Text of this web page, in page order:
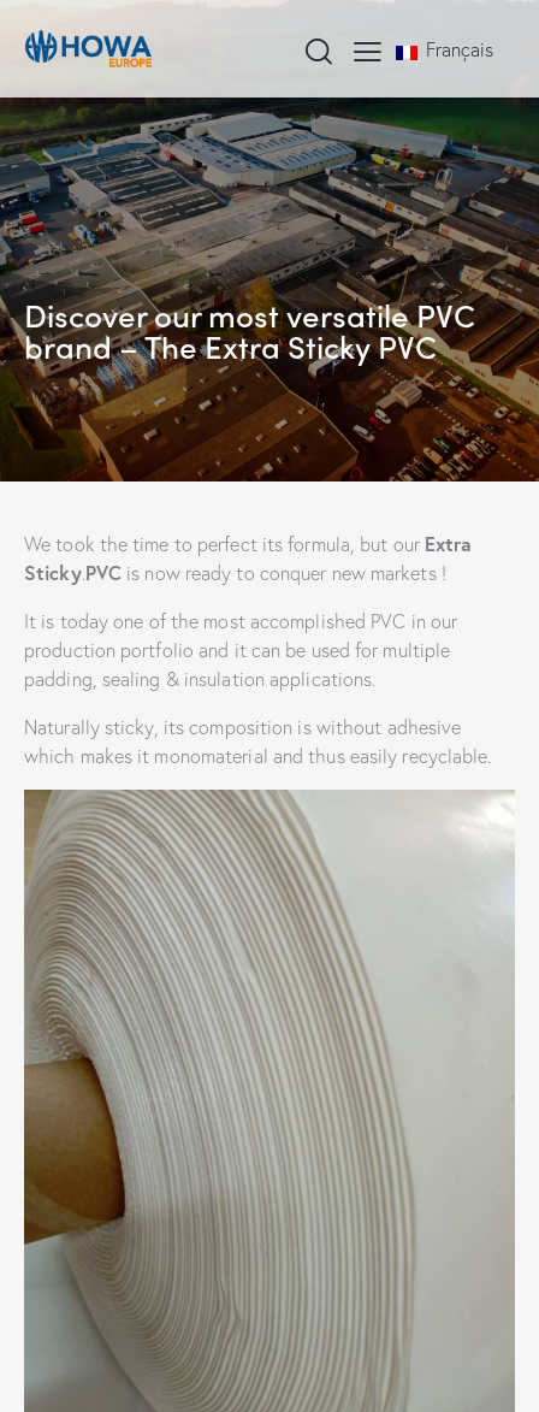
Français
Discover our most versatile PVC
brand – The Extra Sticky PVC
We took the time to perfect its formula, but our Extra
Sticky.PVC is now ready to conquer new markets !
It is today one of the most accomplished PVC in our
production portfolio and it can be used for multiple
padding, sealing & insulation applications.
Naturally sticky, its composition is without adhesive
which makes it monomaterial and thus easily recyclable.